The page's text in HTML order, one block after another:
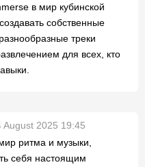
в мир кубинской
собственные
треки
для всех, кто
August 2025 19:45
ритма и музыки,
себя настоящим